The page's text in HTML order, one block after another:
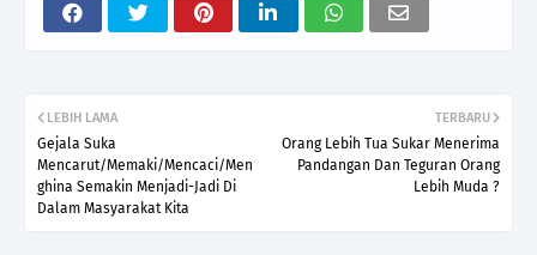
TERBARU
Orang Lebih Tua Sukar Menerima
Pandangan Dan Teguran Orang
Lebih Muda ?
LEBIH LAMA
Gejala Suka
Mencarut/Memaki/Mencaci/Men
ghina Semakin Menjadi-Jadi Di
Dalam Masyarakat Kita